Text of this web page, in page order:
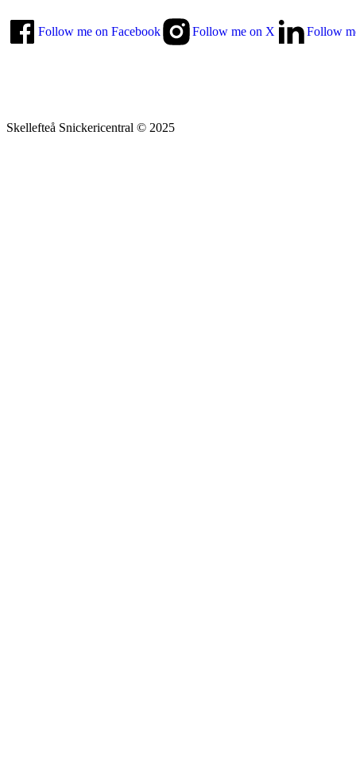
Follow me on Facebook Follow me on X Follow
Skellefteå Snickericentral © 2025